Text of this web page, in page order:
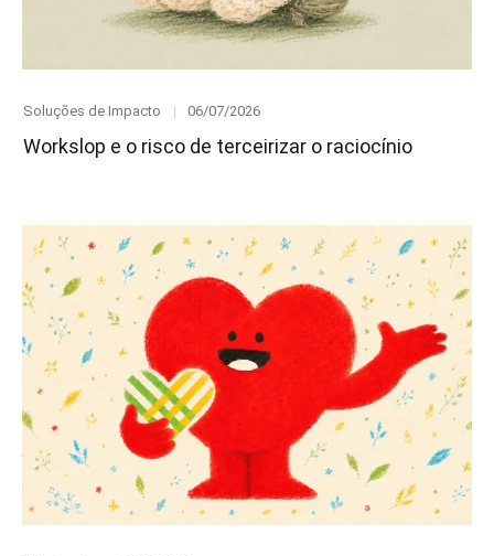
Category
Soluções de Impacto
Posted
06/07/2026
Workslop e o risco de terceirizar o raciocínio